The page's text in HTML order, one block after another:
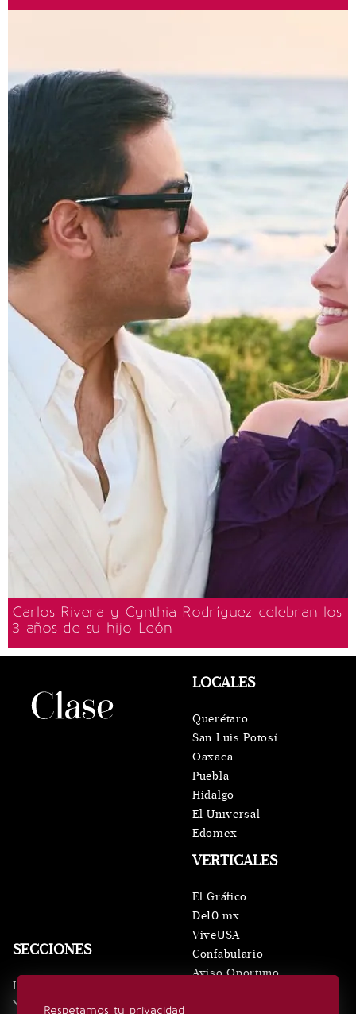
Carlos Rivera y Cynthia Rodríguez celebran los
3 años de su hijo León
Respetamos tu privacidad
SECCIONES
Inicio
Noticias
VERTICALES
El Gráfico
De10.mx
ViveUSA
Confabulario
Aviso Oportuno
LOCALES
Querétaro
San Luis Potosí
Oaxaca
Puebla
Hidalgo
El Universal
Edomex